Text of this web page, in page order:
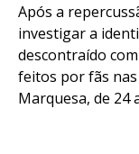
Após a
investigar a
descontraído
feitos por fãs
Marquesa, de 24